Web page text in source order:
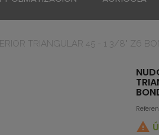
TRIANGULAR 45 - 1 3/8" Z6
